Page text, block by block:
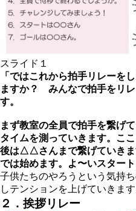
スライド１
「ではこれから拍手リレーを
ますか？ みんなで拍手をリ
す。
まず教室の全員で拍手を繋げ
タイムを測っていきます。こ
後は△△さんまで繋げていき
では始めます。よ〜いスタート
子供たちのやろうという気持
しテンションを上げていきます
２．挨拶リレー